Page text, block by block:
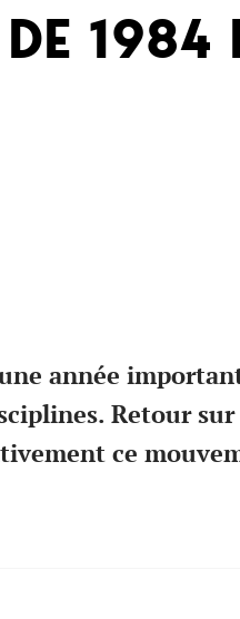
1984
année
Retour sur
ce